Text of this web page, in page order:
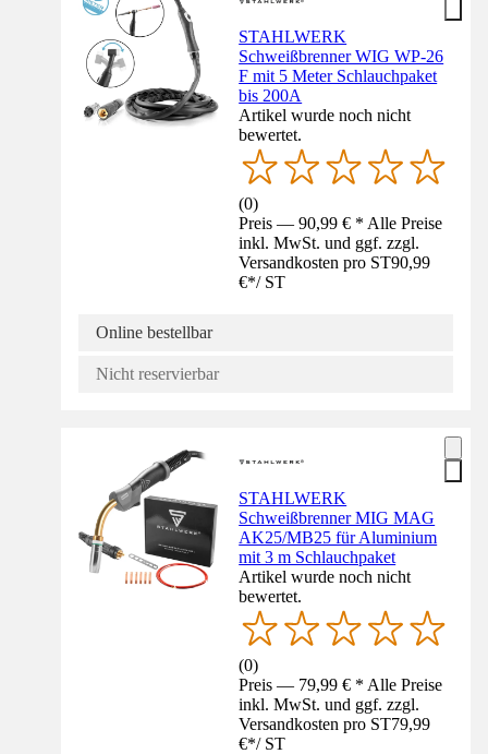
STAHLWERK
Schweißbrenner WIG WP-26
F mit 5 Meter Schlauchpaket
bis 200A
Artikel wurde noch nicht
bewertet.
(0)
Preis — 90,99 € * Alle Preise
inkl. MwSt. und ggf. zzgl.
Versandkosten pro ST90,99
€*/ ST
Online bestellbar
Nicht reservierbar
STAHLWERK
Schweißbrenner MIG MAG
AK25/MB25 für Aluminium
mit 3 m Schlauchpaket
Artikel wurde noch nicht
bewertet.
(0)
Preis — 79,99 € * Alle Preise
inkl. MwSt. und ggf. zzgl.
Versandkosten pro ST79,99
€*/ ST